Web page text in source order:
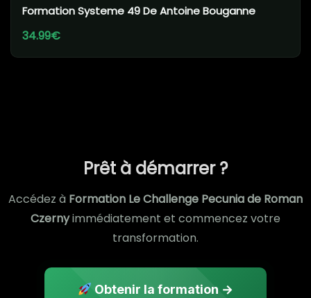
Formation Systeme 49 De Antoine Bouganne
34.99€
Prêt à démarrer ?
Accédez à Formation Le Challenge Pecunia de Roman
Czernyimmédiatement et commencez votre
transformation.
Obtenir la formation →